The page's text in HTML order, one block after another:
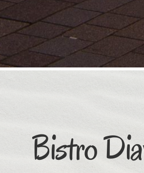
Bistro